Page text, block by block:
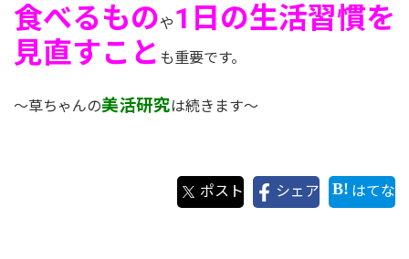
食べるものや 1日の生活習慣を
見直すこと も重要です。
～草ちゃんの美活研究は続きます～
ポスト シェア はてな